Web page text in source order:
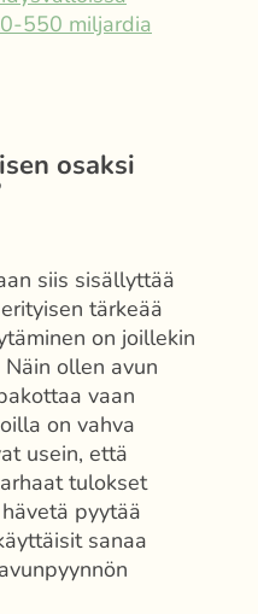
550 miljardia
osaksi
siis sisällyttää
tärkeää
on joillekin
ollen avun
vaan
on vahva
usein, että
tulokset
pyytää
sanaa